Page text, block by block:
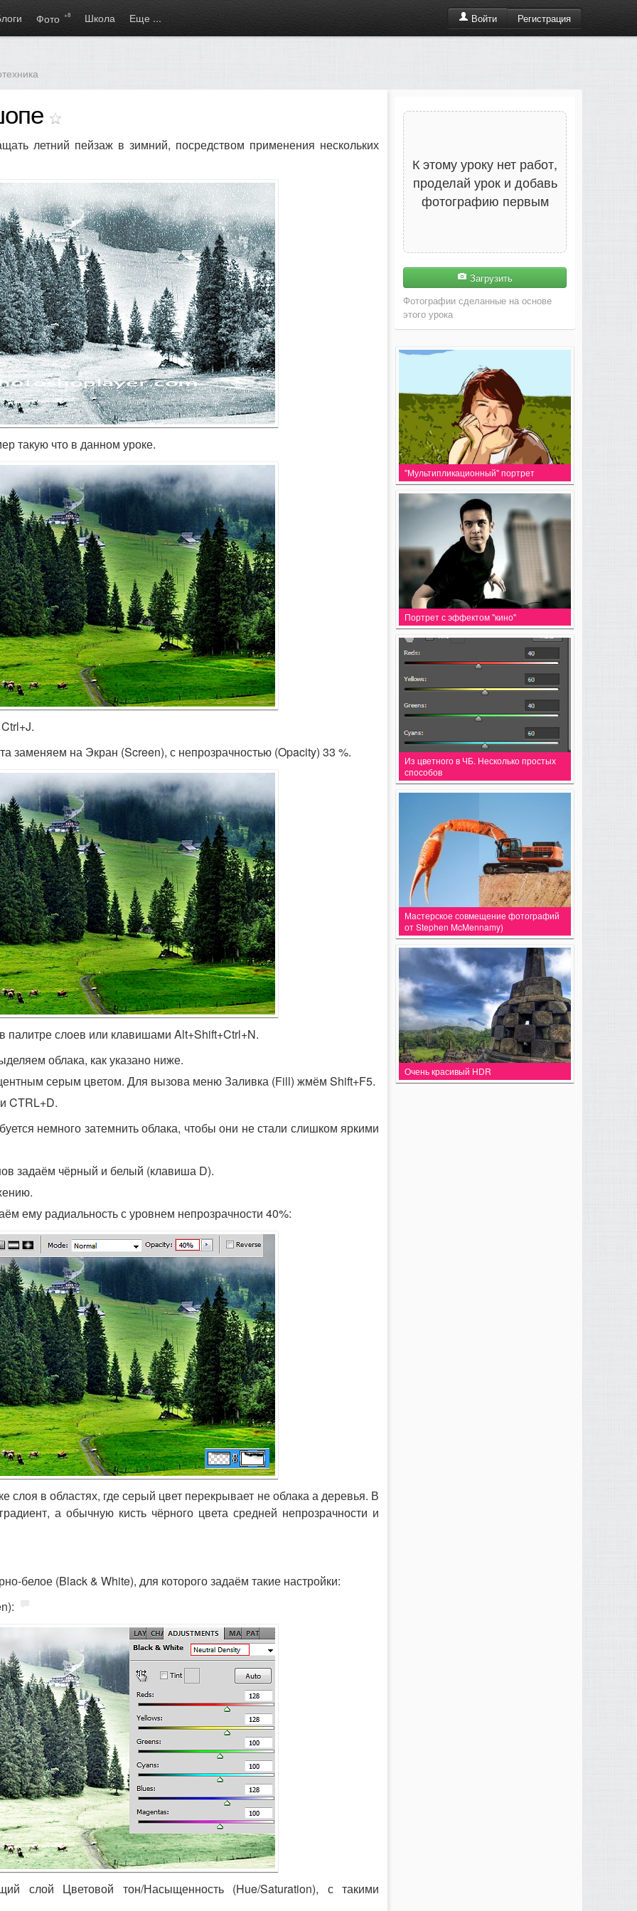
Войти Регистрация
Фото +8 Школа Еще ...
летний пейзаж в зимний, посредством применения нескольких
такую что в данном уроке.
заменяем на Экран (Screen), с непрозрачностью (Opacity) 33 %.
слоев или клавишами Alt+Shift+Ctrl+N.
облака, как указано ниже.
серым цветом. Для вызова меню Заливка (Fill) жмём Shift+F5.
CTRL+D.
немного затемнить облака, чтобы они не стали слишком яркими
задаём чёрный и белый (клавиша D).
ему радиальность с уровнем непрозрачности 40%:
в областях, где серый цвет перекрывает не облака а деревья. В
а обычную кисть чёрного цвета средней непрозрачности и
белое (Black & White), для которого задаём такие настройки:
слой Цветовой тон/Насыщенность (Hue/Saturation), с такими
К этому уроку нет работ,
проделай урок и добавь
фотографию первым
Загрузить
Фотографии сделанные на основе
этого урока
"Мультипликационный" портрет
Портрет с эффектом "кино"
Из цветного в ЧБ. Несколько простых
способов
Мастерское совмещение фотографий
от Stephen McMennamy)
Очень красивый HDR